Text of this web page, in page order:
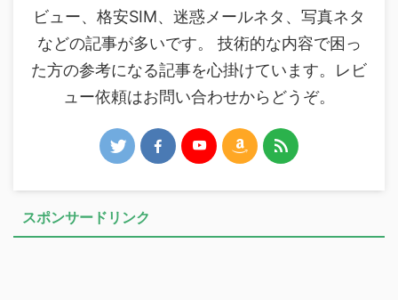
ビュー、格安SIM、迷惑メールネタ、写真ネタ
などの記事が多いです。 技術的な内容で困っ
た方の参考になる記事を心掛けています。レビ
ュー依頼はお問い合わせからどうぞ。
スポンサードリンク